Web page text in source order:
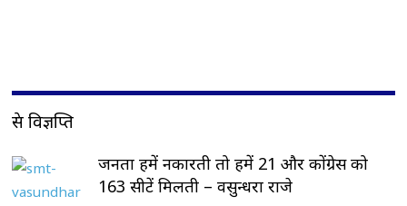
प्रेस विज्ञप्ति
जनता हमें नकारती तो हमें 21 और कोंग्रेस को
163 सीटें मिलती – वसुन्धरा राजे